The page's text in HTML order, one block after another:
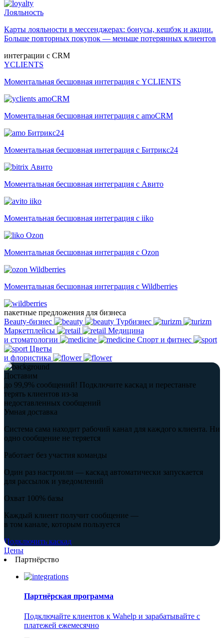
Лояльность
Карты лояльности в мессенджерах: бонусы, кешбэк и акции.
Больше повторных покупок — меньше потерянных клиентов
интеграции с CRM
YCLIENTS
Моментальная бесшовная интеграция с YCLIENTS
amoCRM
Моментальная бесшовная интеграция с amoCRM
Битрикс24
Моментальная бесшовная интеграция с Битрикс24
Авито
Моментальная бесшовная интеграция с Авито
iiko
Моментальная бесшовная интеграция с iiko
Ozon
Моментальная бесшовная интеграция с Ozon
Wildberries
Моментальная бесшовная интеграция с Wildberries
пакетные предложения для бизнеса
Beauty-бизнес
Турбизнес
Маркетплейсы
Медицина
и стоматологии
Спорт и фитнес
Цветы
и флористика
Доставим
до 99,9% сообщений! Подключите каскад и перестаньте
терять клиентов из-за
недоставленных сообщений
Умная доставка
Система сама находит рабочий канал для каждого клиента. Ни
одно сообщение не теряется
Работает без участия команды
Один раз настроили — каскад автоматически запускается
для рассылок и уведомлений
Охват 100% базы
Каждый клиент получит сообщение —
в том канале, которым пользуется
Подключить каскад
Цены
Партнёрство
Партнёрская программа
Подключайте клиентов к Wahelp и зарабатывайте с
платежей ежемесячно